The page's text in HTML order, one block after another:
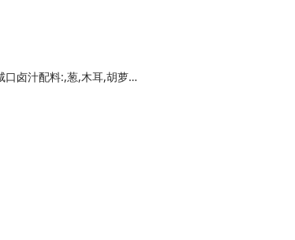
干黄豆,凉水,葡萄糖内酯,凉开水（冲内脂）,豆腐脑咸口卤汁配料:,葱,木耳,胡萝卜,金针菇,油,开水,生抽,老抽,蚝油,盐,胡椒粉,鸡精,鸡蛋,水淀粉,葱花,甜口:白糖